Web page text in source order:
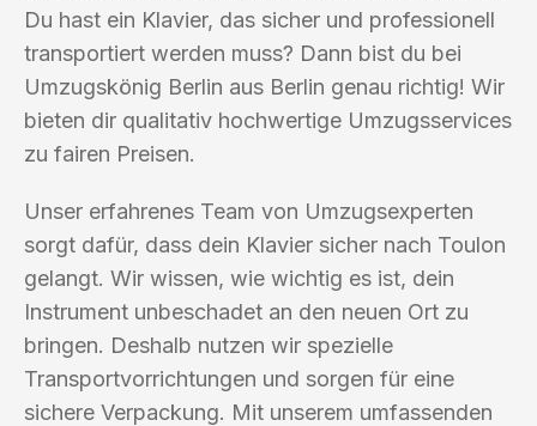
Du hast ein Klavier, das sicher und professionell
transportiert werden muss? Dann bist du bei
Umzugskönig Berlin aus Berlin genau richtig! Wir
bieten dir qualitativ hochwertige Umzugsservices
zu fairen Preisen.
Unser erfahrenes Team von Umzugsexperten
sorgt dafür, dass dein Klavier sicher nach Toulon
gelangt. Wir wissen, wie wichtig es ist, dein
Instrument unbeschadet an den neuen Ort zu
bringen. Deshalb nutzen wir spezielle
Transportvorrichtungen und sorgen für eine
sichere Verpackung. Mit unserem umfassenden